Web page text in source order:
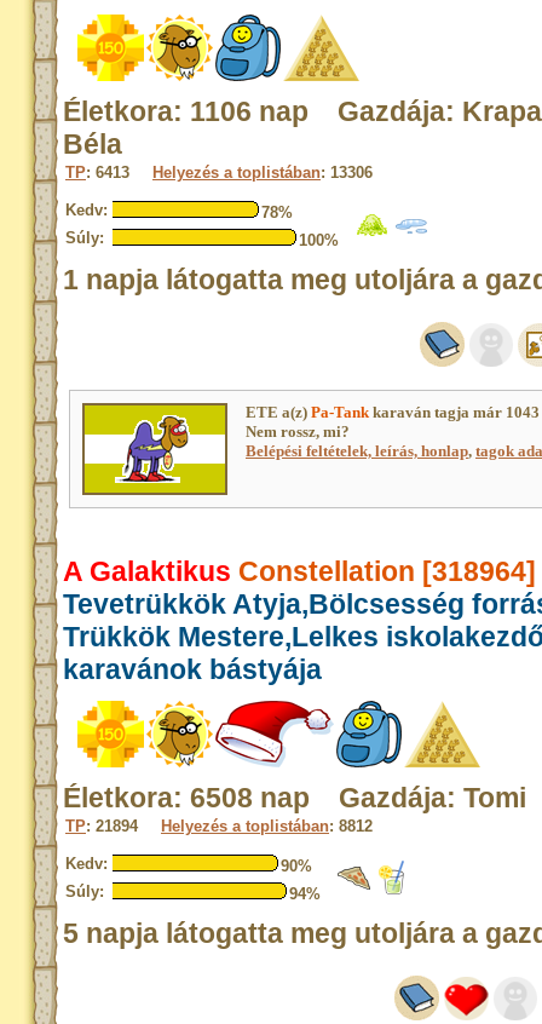
Életkora: 1106 nap Gazdája:
Béla
TP: 6413 Helyezés a toplistában: 13306
Kedv:
78%
Súly:
100%
1 napja látogatta meg utoljára a
ETE a(z) Pa-Tankkaraván tagja már 1043
Nem rossz, mi?
Belépési feltételek, leírás, honlap, tagok
A Galaktikus Constellation [318964]
Tevetrükkök Atyja,Bölcsesség
Trükkök Mestere,Lelkes
karavánok bástyája
Életkora: 6508 nap Gazdája: Tomi
TP: 21894 Helyezés a toplistában: 8812
Kedv:
90%
Súly:
94%
5 napja látogatta meg utoljára a